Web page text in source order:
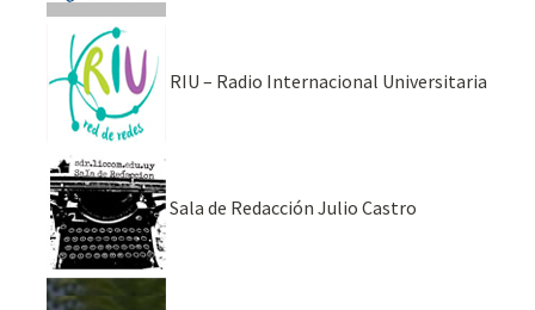
RIU – Radio Internacional Universitaria
Sala de Redacción Julio Castro